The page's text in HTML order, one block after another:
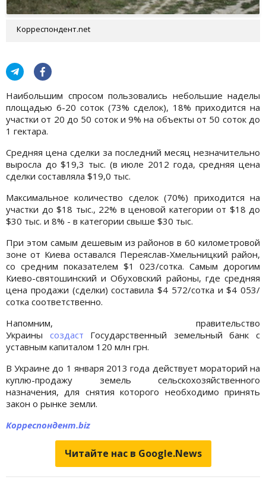
Корреспондент.net
Наибольшим спросом пользовались небольшие наделы
площадью 6-20 соток (73% сделок), 18% приходится на
участки от 20 до 50 соток и 9% на объекты от 50 соток до
1 гектара.
Средняя цена сделки за последний месяц незначительно
выросла до $19,3 тыс. (в июле 2012 года, средняя цена
сделки составляла $19,0 тыс.
Максимальное количество сделок (70%) приходится на
участки до $18 тыс., 22% в ценовой категории от $18 до
$30 тыс. и 8% - в категории свыше $30 тыс.
При этом самым дешевым из районов в 60 километровой
зоне от Киева оставался Переяслав-Хмельницкий район,
со средним показателем $1 023/сотка. Самым дорогим
Киево-святошинский и Обуховский районы, где средняя
цена продажи (сделки) составила $4 572/сотка и $4 053/
сотка соответственно.
Напомним, правительство
Украины создаст Государственный земельный банк с
уставным капиталом 120 млн грн.
В Украине до 1 января 2013 года действует мораторий на
куплю-продажу земель сельскохозяйственного
назначения, для снятия которого необходимо принять
закон о рынке земли.
Корреспондент.biz
Читайте нас в Google.News